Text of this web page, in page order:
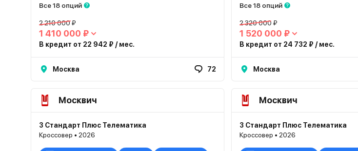
Все 18 опций
2 210 000 ₽
1 410 000 ₽
В кредит от 22 942 ₽ / мес.
Москва 72
Все 18 опций
2 320 000 ₽
1 520 000 ₽
В кредит от 24 732 ₽ / мес.
Москва
Москвич
3 Стандарт Плюс Телематика
Кроссовер • 2026
Москвич
3 Стандарт Плюс Телематика
Кроссовер • 2026